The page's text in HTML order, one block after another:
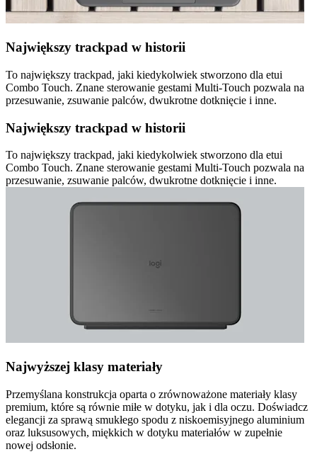
Największy trackpad w historii
To największy trackpad, jaki kiedykolwiek stworzono dla etui
Combo Touch. Znane sterowanie gestami Multi-Touch pozwala na
przesuwanie, zsuwanie palców, dwukrotne dotknięcie i inne.
Największy trackpad w historii
To największy trackpad, jaki kiedykolwiek stworzono dla etui
Combo Touch. Znane sterowanie gestami Multi-Touch pozwala na
przesuwanie, zsuwanie palców, dwukrotne dotknięcie i inne.
Najwyższej klasy materiały
Przemyślana konstrukcja oparta o zrównoważone materiały klasy
premium, które są równie miłe w dotyku, jak i dla oczu. Doświadcz
elegancji za sprawą smukłego spodu z niskoemisyjnego aluminium
oraz luksusowych, miękkich w dotyku materiałów w zupełnie
nowej odsłonie.